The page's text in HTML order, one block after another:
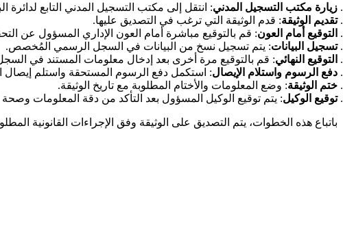
زيارة مكتب التسجيل المدني: انتقل إلى مكتب التسجيل المدني التابع لدائرة
تقديم الوثيقة: قدم الوثيقة التي ترغب في التصديق عليها.
التوقيع أمام العون: قم بالتوقيع مباشرة أمام العون الإداري المسؤول عن
تسجيل البيانات: يتم تسجيل نسخ من البيانات في السجل الرسمي المُخصص.
التوقيع النهائي: قم بالتوقيع مرة أخرى بعد إدخال معلومات المستند في
دفع الرسوم واستلام الإيصال: استكمل دفع الرسوم المستحقة واستلم إيصال
ختم الوثيقة: وضع المعلومات والأختام المطلوبة مع تاريخ الوثيقة.
توقيع الوكيل: يتم توقيع الوكيل المسؤول بعد التأكد من دقة المعلومات وصحة
باتباع هذه الخطوات، يتم التصديق على الوثيقة وفق الإجراءات القانونية